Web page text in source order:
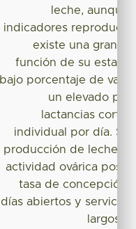
leche, aunque
indicadores
existe una gran
función de su estado
bajo porcentaje de
un elevado
lactancias
individual por día.
producción de leche
actividad ovárica post-
tasa de concepción,
días abiertos y
largos